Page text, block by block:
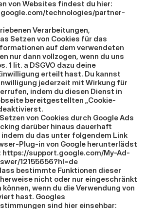
technologies/partner-
Verarbeitungen,
Setzen von Cookies für das
auf dem verwendeten
nur dann vollzogen, wenn du uns
1 lit. a DSGVO dazu deine
erteilt hast. Du kannst
jederzeit mit Wirkung für
indem du diesen Dienst in
bereitgestellten „Cookie-
von Cookies durch Google Ads
darüber hinaus dauerhaft
du das unter folgendem Link
Plug-in von Google herunterlädst
https://support.google.com/My-Ad-
12155656?hl=de
bestimmte Funktionen dieser
nicht oder nur eingeschränkt
wenn du die Verwendung von
hast. Googles